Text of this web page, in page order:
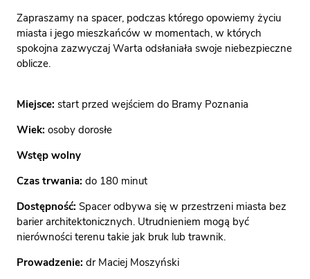
Zapraszamy na spacer, podczas którego opowiemy życiu
miasta i jego mieszkańców w momentach, w których
spokojna zazwyczaj Warta odsłaniała swoje niebezpieczne
oblicze.
Miejsce: start przed wejściem do Bramy Poznania
Wiek: osoby dorosłe
Wstęp wolny
Czas trwania: do 180 minut
Dostępność: Spacer odbywa się w przestrzeni miasta bez
barier architektonicznych. Utrudnieniem mogą być
nierówności terenu takie jak bruk lub trawnik.
Prowadzenie: dr Maciej Moszyński